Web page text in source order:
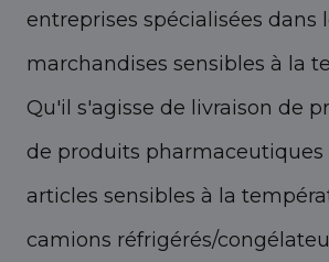
entreprises spécialisées dans
marchandises sensibles à la
Qu'il s'agisse de livraison de
de produits pharmaceutiques
articles sensibles à la
camions réfrigérés/